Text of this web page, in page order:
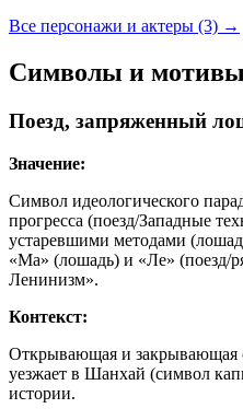
Все персонажи и актеры (3) →
Символы и мотивы
Поезд, запряженный
Значение:
Символ идеологического
прогресса (поезд/Западные
устаревшими методами
«Ма» (лошадь) и «Ле» (поезд/
Ленинизм».
Контекст:
Открывающая и закрывающая
уезжает в Шанхай (символ
истории.